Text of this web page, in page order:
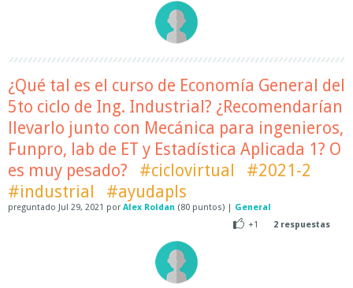
¿Qué tal es el curso de Economía General del
5to ciclo de Ing. Industrial? ¿Recomendarían
llevarlo junto con Mecánica para ingenieros,
Funpro, lab de ET y Estadística Aplicada 1? O
es muy pesado?
#ciclovirtual
#2021-2
#industrial
#ayudapls
preguntado Jul 29, 2021 por Alex Roldan (80 puntos) | General
+1
2 respuestas